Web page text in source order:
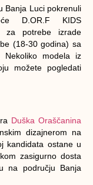
Banja Luci pokrenuli
D.OR.F KIDS
potrebe izrade
(18-30 godina) sa
modela iz
možete pogledati
Duška Oraščanina
dizajnerom na
kandidata ostane u
zasigurno dosta
na području Banja